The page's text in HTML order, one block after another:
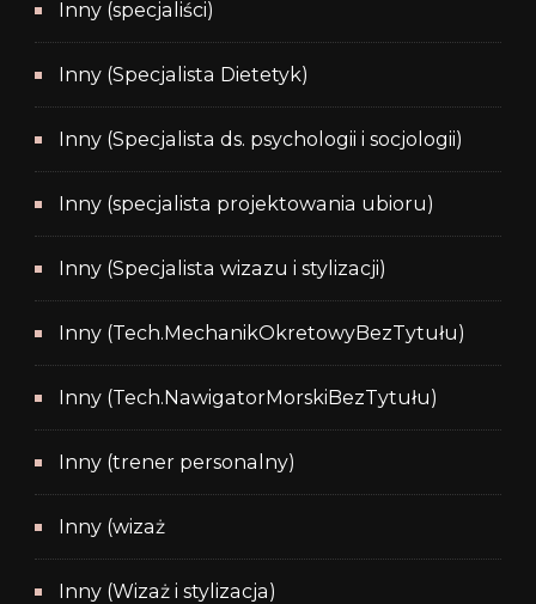
Inny (specjaliści)
Inny (Specjalista Dietetyk)
Inny (Specjalista ds. psychologii i socjologii)
Inny (specjalista projektowania ubioru)
Inny (Specjalista wizazu i stylizacji)
Inny (Tech.MechanikOkretowyBezTytułu)
Inny (Tech.NawigatorMorskiBezTytułu)
Inny (trener personalny)
Inny (wizaż
Inny (Wizaż i stylizacja)